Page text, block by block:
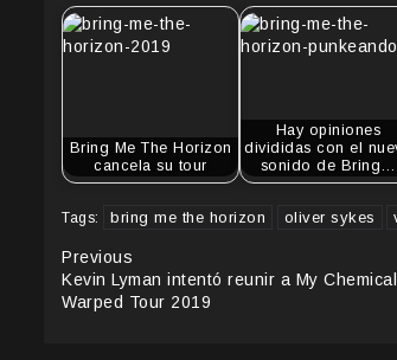
Bring Me The Horizon
cancela su tour
Hay opiniones
divididas con el
sonido de Bring…
Tags: bring me the horizon oliver sykes
Continue
Reading
Previous
Kevin Lyman intentó reunir a My
Warped Tour 2019